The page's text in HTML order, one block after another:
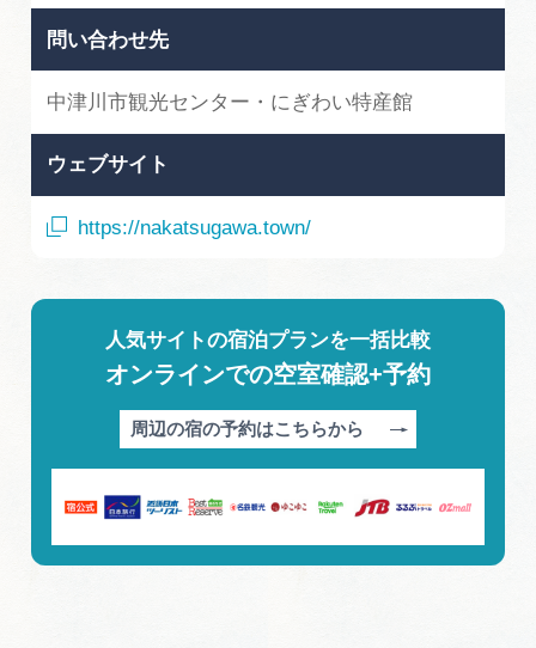
問い合わせ先
中津川市観光センター・にぎわい特産館
ウェブサイト
https://nakatsugawa.town/
人気サイトの宿泊プランを一括比較
オンラインでの空室確認+予約
周辺の宿の予約はこちらから